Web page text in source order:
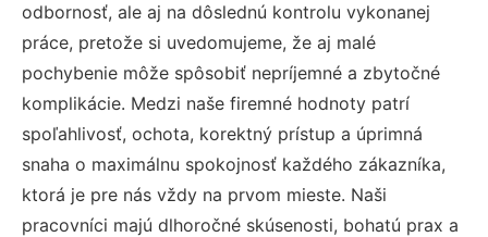
odbornosť, ale aj na dôslednú kontrolu vykonanej
práce, pretože si uvedomujeme, že aj malé
pochybenie môže spôsobiť nepríjemné a zbytočné
komplikácie. Medzi naše firemné hodnoty patrí
spoľahlivosť, ochota, korektný prístup a úprimná
snaha o maximálnu spokojnosť každého zákazníka,
ktorá je pre nás vždy na prvom mieste. Naši
pracovníci majú dlhoročné skúsenosti, bohatú prax a